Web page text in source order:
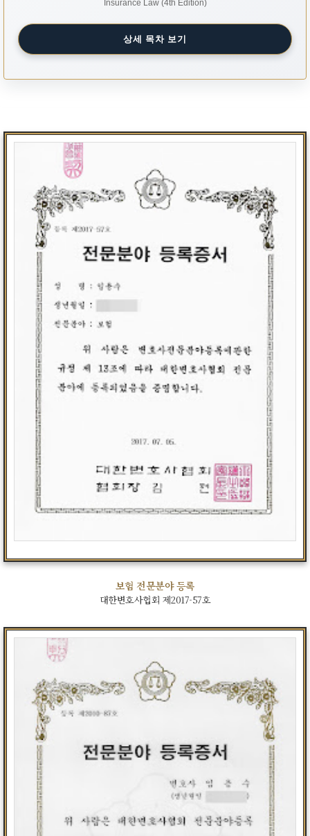
Insurance Law (4th Edition)
상세 목차 보기
보험 전문분야 등록
대한변호사협회 제2017-57호